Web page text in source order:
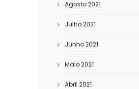
Agosto 2021
Julho 2021
Junho 2021
Maio 2021
Abril 2021